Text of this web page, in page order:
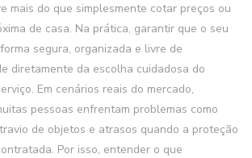
mais do que simplesmente cotar preços ou
de casa. Na prática, garantir que o seu
segura, organizada e livre de
diretamente da escolha cuidadosa do
Em cenários reais do mercado,
pessoas enfrentam problemas como
de objetos e atrasos quando a proteção
Por isso, entender o que